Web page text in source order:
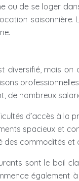
de se loger
diversifié, mais
de nombreux
d’accès à la
spacieux et
des commodités et
sont le bail